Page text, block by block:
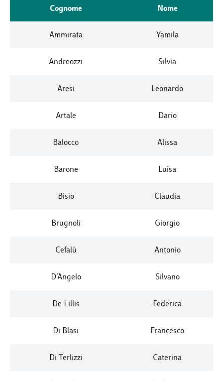
Cognome Nome
Ammirata Yamila
Andreozzi Silvia
Aresi Leonardo
Artale Dario
Balocco Alissa
Barone Luisa
Bisio Claudia
Brugnoli Giorgio
Cefalù Antonio
D’Angelo Silvano
De Lillis Federica
Di Blasi Francesco
Di Terlizzi Caterina